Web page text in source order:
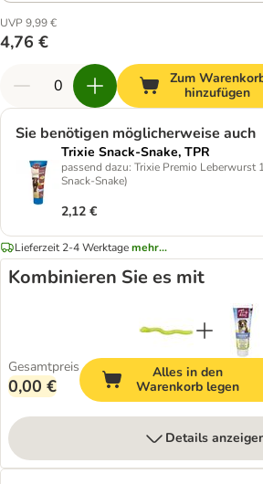
UVP 9,99 €
4,76 €
Zum
hinzufügen
Sie benötigen möglicherweise auch
Trixie Snack-Snake, TPR
passend dazu: Trixie Premio Leberwurst
Snack-Snake)
2,12 €
Lieferzeit 2-4 Werktagemehr...
Kombinieren Sie es mit
Gesamtpreis
0,00 €
Alles in den
Warenkorb legen
Details